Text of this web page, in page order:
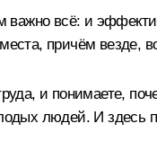
всё: и
причём везде,
и понимаете,
людей. И здесь